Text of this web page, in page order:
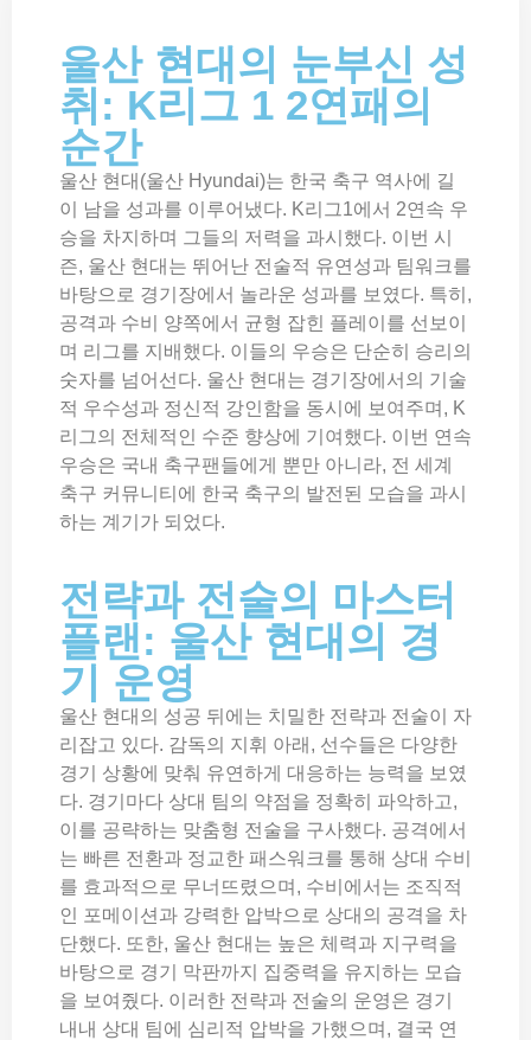
울산 현대의 눈부신 성
취: K리그 1 2연패의
순간
울산 현대(울산 Hyundai)는 한국 축구 역사에 길
이 남을 성과를 이루어냈다. K리그1에서 2연속 우
승을 차지하며 그들의 저력을 과시했다. 이번 시
즌, 울산 현대는 뛰어난 전술적 유연성과 팀워크를
바탕으로 경기장에서 놀라운 성과를 보였다. 특히,
공격과 수비 양쪽에서 균형 잡힌 플레이를 선보이
며 리그를 지배했다. 이들의 우승은 단순히 승리의
숫자를 넘어선다. 울산 현대는 경기장에서의 기술
적 우수성과 정신적 강인함을 동시에 보여주며, K
리그의 전체적인 수준 향상에 기여했다. 이번 연속
우승은 국내 축구팬들에게 뿐만 아니라, 전 세계
축구 커뮤니티에 한국 축구의 발전된 모습을 과시
하는 계기가 되었다.
전략과 전술의 마스터
플랜: 울산 현대의 경
기 운영
울산 현대의 성공 뒤에는 치밀한 전략과 전술이 자
리잡고 있다. 감독의 지휘 아래, 선수들은 다양한
경기 상황에 맞춰 유연하게 대응하는 능력을 보였
다. 경기마다 상대 팀의 약점을 정확히 파악하고,
이를 공략하는 맞춤형 전술을 구사했다. 공격에서
는 빠른 전환과 정교한 패스워크를 통해 상대 수비
를 효과적으로 무너뜨렸으며, 수비에서는 조직적
인 포메이션과 강력한 압박으로 상대의 공격을 차
단했다. 또한, 울산 현대는 높은 체력과 지구력을
바탕으로 경기 막판까지 집중력을 유지하는 모습
을 보여줬다. 이러한 전략과 전술의 운영은 경기
내내 상대 팀에 심리적 압박을 가했으며, 결국 연